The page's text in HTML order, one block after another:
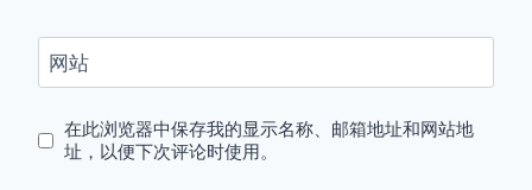
网站
在此浏览器中保存我的显示名称、邮箱地址和网站地
址，以便下次评论时使用。